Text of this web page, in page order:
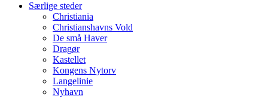
Særlige steder
Christiania
Christianshavns Vold
De små Haver
Dragør
Kastellet
Kongens Nytorv
Langelinie
Nyhavn